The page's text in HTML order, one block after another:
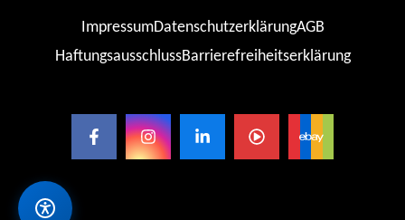
ImpressumDatenschutzerklärungAGB
HaftungsausschlussBarrierefreiheitserklärung